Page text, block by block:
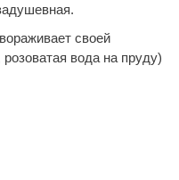
своей
вода на пруду)